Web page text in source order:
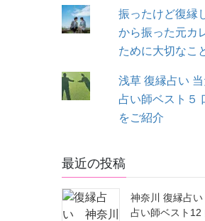
振ったけど復縁
から振った元カ
ために大切なこ
浅草 復縁占い
占い師ベスト５
をご紹介
最近の投稿
神奈川 復縁占
占い師ベスト12